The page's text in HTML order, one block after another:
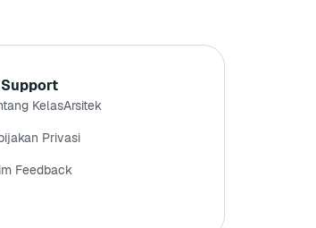
KelasArsitek
Privasi
Feedback